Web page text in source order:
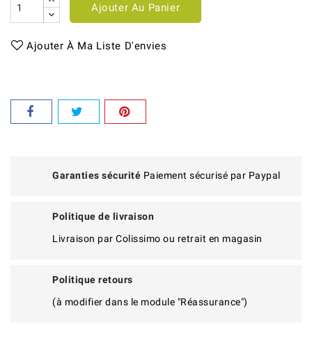
Ajouter Au Panier
Ajouter À Ma Liste D'envies
Garanties sécurité Paiement sécurisé par Paypal
Politique de livraison
Livraison par Colissimo ou retrait en magasin
Politique retours
(à modifier dans le module "Réassurance")